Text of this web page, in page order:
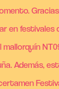
en festivales
mallorquín
Además,